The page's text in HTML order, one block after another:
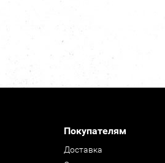
Покупателям
Доставка